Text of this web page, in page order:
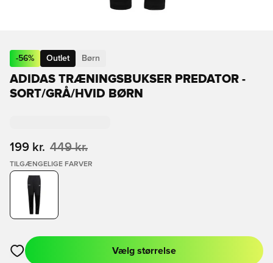
-56% Outlet Børn
ADIDAS TRÆNINGSBUKSER PREDATOR -
SORT/GRÅ/HVID BØRN
199 kr. 449 kr.
TILGÆNGELIGE FARVER
Åbner en Modal til at logge ind eller tilmelde dig som medlem
Vælg størrelse